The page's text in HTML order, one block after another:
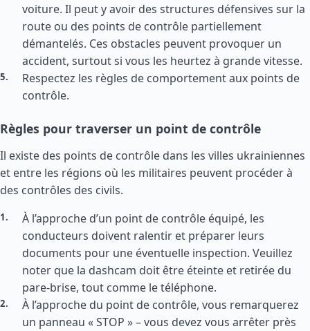
voiture. Il peut y avoir des structures défensives sur la
route ou des points de contrôle partiellement
démantelés. Ces obstacles peuvent provoquer un
accident, surtout si vous les heurtez à grande vitesse.
Respectez les règles de comportement aux points de
contrôle.
Règles pour traverser un point de contrôle
Il existe des points de contrôle dans les villes ukrainiennes
et entre les régions où les militaires peuvent procéder à
des contrôles des civils.
À l’approche d’un point de contrôle équipé, les
conducteurs doivent ralentir et préparer leurs
documents pour une éventuelle inspection. Veuillez
noter que la dashcam doit être éteinte et retirée du
pare-brise, tout comme le téléphone.
À l’approche du point de contrôle, vous remarquerez
un panneau « STOP » – vous devez vous arrêter près